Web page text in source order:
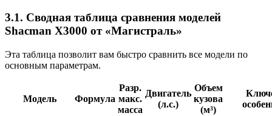
3.1. Сводная таблица сравнения моделей
Shacman X3000 от «Магистраль»
Эта таблица позволит вам быстро сравнить все модели по
основным параметрам.
Модель Формула
Разр.
макс.
масса
Двигатель
(л.с.)
Объем
кузова
(м³)